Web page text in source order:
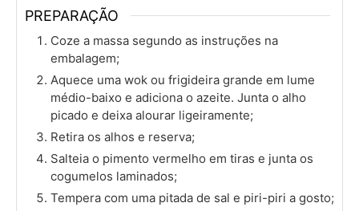
PREPARAÇÃO
Coze a massa segundo as instruções na
embalagem;
Aquece uma wok ou frigideira grande em lume
médio-baixo e adiciona o azeite. Junta o alho
picado e deixa alourar ligeiramente;
Retira os alhos e reserva;
Salteia o pimento vermelho em tiras e junta os
cogumelos laminados;
Tempera com uma pitada de sal e piri-piri a gosto;